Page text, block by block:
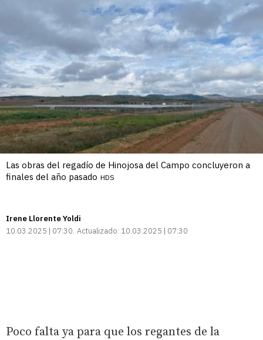
Las obras del regadío de Hinojosa del Campo concluyeron a
finales del año pasado HDS
Irene Llorente Yoldi
10.03.2025 | 07:30 Actualizado: 10.03.2025 | 07:30
Poco falta ya para que los regantes de la